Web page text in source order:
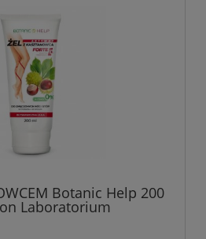
Botanic Help 200
Laboratorium